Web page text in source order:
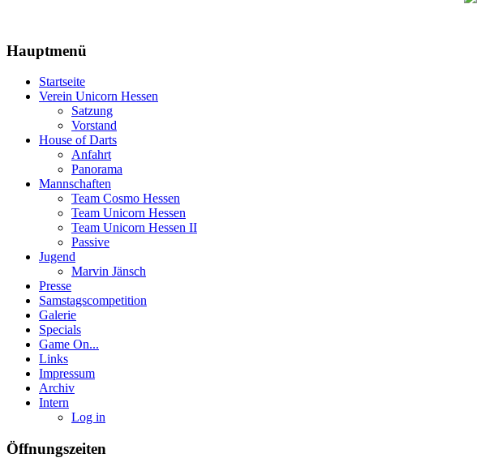
Hauptmenü
Startseite
Verein Unicorn Hessen
Satzung
Vorstand
House of Darts
Anfahrt
Panorama
Mannschaften
Team Cosmo Hessen
Team Unicorn Hessen
Team Unicorn Hessen II
Passive
Jugend
Marvin Jänsch
Presse
Samstagscompetition
Galerie
Specials
Game On...
Links
Impressum
Archiv
Intern
Log in
Öffnungszeiten